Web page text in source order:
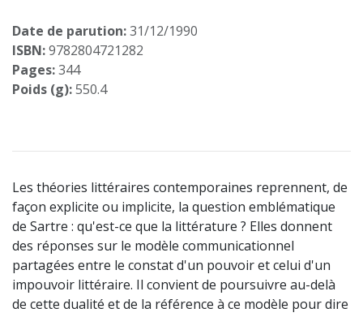
Date de parution:31/12/1990
ISBN:9782804721282
Pages:344
Poids (g):550.4
Les théories littéraires contemporaines reprennent, de
façon explicite ou implicite, la question emblématique
de Sartre : qu'est-ce que la littérature ? Elles donnent
des réponses sur le modèle communicationnel
partagées entre le constat d'un pouvoir et celui d'un
impouvoir littéraire. Il convient de poursuivre au-delà
de cette dualité et de la référence à ce modèle pour dire